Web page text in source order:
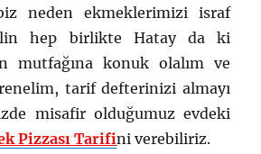
neden ekmeklerimizi israf
hep birlikte Hatay da ki
mutfağına konuk olalım ve
tarif defterinizi almayı
misafir olduğumuz evdeki
Pizzası Tarifini verebiliriz.